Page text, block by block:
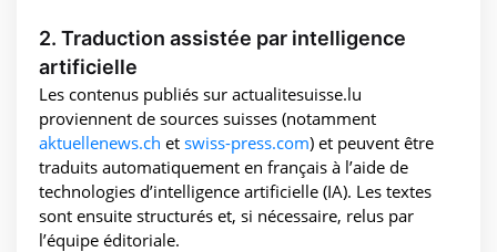
2. Traduction assistée par intelligence
artificielle
Les contenus publiés sur actualitesuisse.lu
proviennent de sources suisses (notamment
aktuellenews.ch et swiss-press.com) et peuvent être
traduits automatiquement en français à l’aide de
technologies d’intelligence artificielle (IA). Les textes
sont ensuite structurés et, si nécessaire, relus par
l’équipe éditoriale.